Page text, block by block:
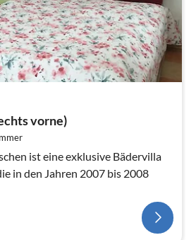
vorne)
ist eine exklusive Bädervilla
in den Jahren 2007 bis 2008